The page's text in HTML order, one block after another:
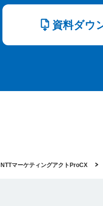
資料ダウ
マーケティングアクトProCX